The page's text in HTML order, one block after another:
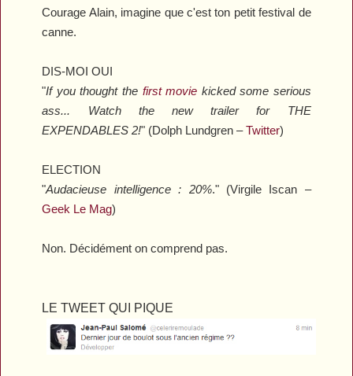
Courage Alain, imagine que c'est ton petit festival de
canne.
DIS-MOI OUI
"If you thought the first movie kicked some serious
ass... Watch the new trailer for THE
EXPENDABLES 2!" (Dolph Lundgren –Twitter)
ELECTION
"Audacieuse intelligence : 20%." (Virgile Iscan –
Geek Le Mag)
Non. Décidément on comprend pas.
LE TWEET QUI PIQUE